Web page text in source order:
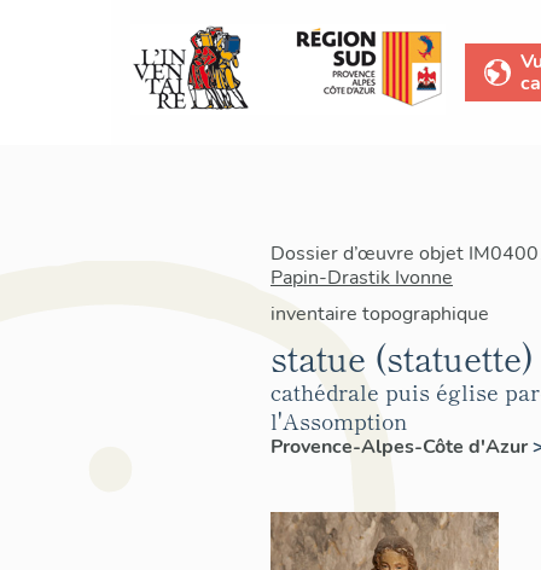
Dossier d’œuvre objet
Papin-Drastik Ivonne
inventaire topographique
statue
cathédrale puis église
l'Assomption
Provence-Alpes-Côte d'Azur